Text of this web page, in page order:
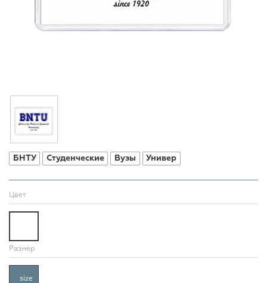
БНТУ Студенческие Вузы Универ
Цвет
Размер
size